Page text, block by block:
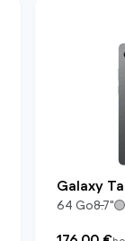
Galaxy
64 Go8.7"